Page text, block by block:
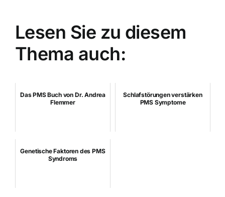
Lesen Sie zu diesem
Thema auch:
Das PMS Buch von Dr. Andrea
Flemmer
Schlafstörungen verstärken
PMS Symptome
Genetische Faktoren des PMS
Syndroms